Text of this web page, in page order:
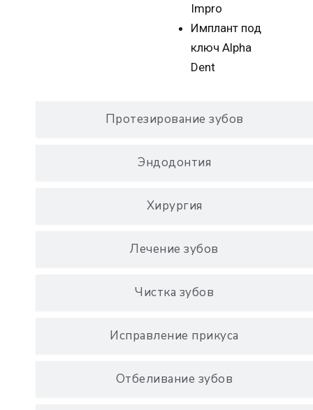
Протезирование зубов
Эндодонтия
Хирургия
Лечение зубов
Чистка зубов
Исправление прикуса
Отбеливание зубов
Impro
Имплант под
ключ Alpha
Dent